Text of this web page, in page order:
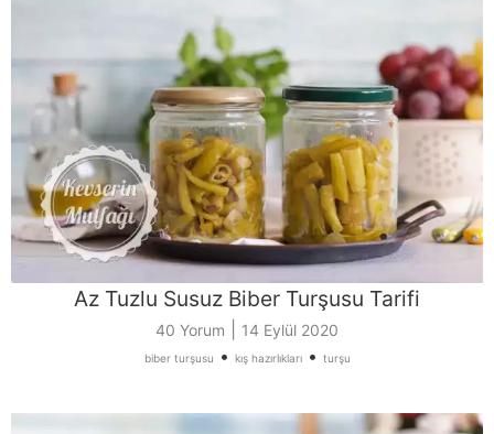
Az Tuzlu Susuz Biber Turşusu Tarifi
40 Yorum 14 Eylül 2020
biber turşusu • kış hazırlıkları• turşu